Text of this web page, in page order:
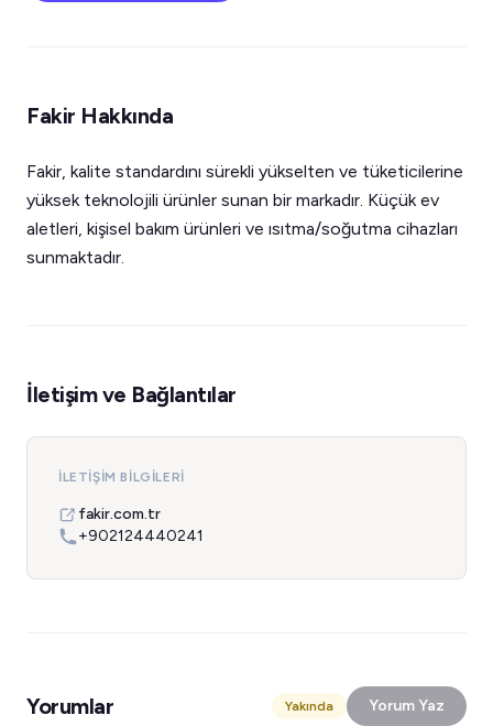
Fakir Hakkında
Fakir, kalite standardını sürekli yükselten ve tüketicilerine
yüksek teknolojili ürünler sunan bir markadır. Küçük ev
aletleri, kişisel bakım ürünleri ve ısıtma/soğutma cihazları
sunmaktadır.
İletişim ve Bağlantılar
İLETIŞIM BILGILERI
fakir.com.tr
+902124440241
Yorumlar Yakında Yorum Yaz